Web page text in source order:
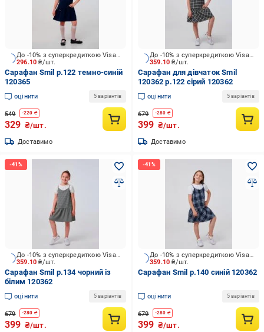
296.10₴/шт.
До -10% з суперкредиткою Visa Вигода
Сарафан Smil р.122 темно-синій
120365
оцінити 5 варіантів
549 -220 ₴
329 ₴/шт.
Доставимо
359.10₴/шт.
До -10% з суперкредиткою Visa Вигода
Сарафан для дівчаток Smil
120362 р.122 сірий 120362
оцінити 5 варіантів
679 -280 ₴
399 ₴/шт.
Доставимо
359.10₴/шт.
До -10% з суперкредиткою Visa Вигода
Сарафан Smil р.134 чорний із
білим 120362
оцінити 5 варіантів
679 -280 ₴
399 ₴/шт.
359.10₴/шт.
До -10% з суперкредиткою Visa Вигода
Сарафан Smil р.140 синій 120362
оцінити 5 варіантів
679 -280 ₴
399 ₴/шт.